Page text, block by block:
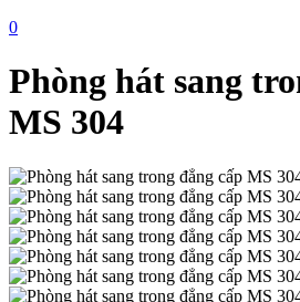
0
Phòng hát sang
MS 304